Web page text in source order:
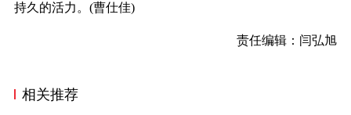
持久的活力。(曹仕佳)
责任编辑：闫弘旭
相关推荐